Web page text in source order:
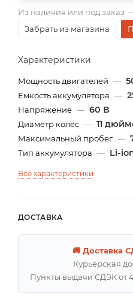
Из наличия или под заказ
Забрать из магазина
Характеристики
Мощность двигателей —
Емкость аккумулятора —
Напряжение — 60 В
Диаметр колес — 11
Максимальный пробег —
Тип аккумулятора — Li-
Все характеристики
ДОСТАВКА
🚚 Доставка
Курьерская
Пункты выдачи СДЭК от